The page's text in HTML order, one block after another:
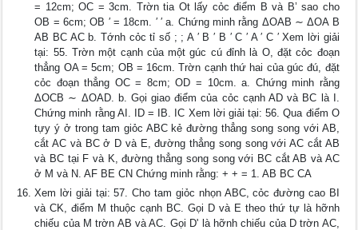
= 12cm; OC = 3cm. Trờn tia Ot lấy cỏc điểm B và B’ sao cho
OB = 6cm; OB ′ = 18cm. ′ ′ a. Chứng minh rằng ΔOAB ∼ ΔOA B
AB BC AC b. Tớnh cỏc tỉ số ; ; A ′ B ′ B ′ C ′ A ′ C ′ Xem lời giải
tại: 55. Trờn một cạnh của một gúc cú đỉnh là O, đặt cỏc đoạn
thẳng OA = 5cm; OB = 16cm. Trờn cạnh thứ hai của gúc đú, đặt
cỏc đoạn thẳng OC = 8cm; OD = 10cm. a. Chứng minh rằng
ΔOCB ∼ ΔOAD. b. Gọi giao điểm của cỏc cạnh AD và BC là I.
Chứng minh rằng AI. ID = IB. IC Xem lời giải tại: 56. Qua điểm O
tựy ý ở trong tam giỏc ABC kẻ đường thẳng song song với AB,
cắt AC và BC ở D và E, đường thẳng song song với AC cắt AB
và BC tại F và K, đường thẳng song song với BC cắt AB và AC
ở M và N. AF BE CN Chứng minh rằng: + + = 1. AB BC CA
Xem lời giải tại: 57. Cho tam giỏc nhọn ABC, cỏc đường cao BI
và CK, điểm M thuộc cạnh BC. Gọi D và E theo thứ tự là hỡnh
chiếu của M trờn AB và AC. Gọi D' là hỡnh chiếu của D trờn AC,